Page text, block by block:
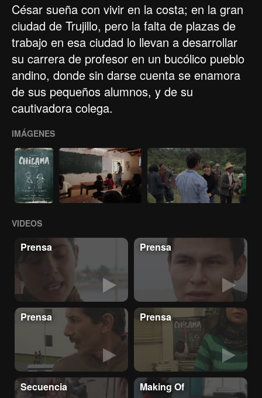
César sueña con vivir en la costa; en la gran
ciudad de Trujillo, pero la falta de plazas de
trabajo en esa ciudad lo llevan a desarrollar
su carrera de profesor en un bucólico pueblo
andino, donde sin darse cuenta se enamora
de sus pequeños alumnos, y de su
cautivadora colega.
IMÁGENES
VIDEOS
Prensa Prensa
Prensa Prensa
Secuencia Making Of